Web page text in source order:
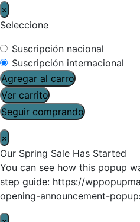
×
Seleccione
Suscripción nacional
Suscripción internacional
Agregar al carro
Ver carrito
Seguir comprando
×
Our Spring Sale Has Started
You can see how this popup
step guide: https://
opening-announcement-